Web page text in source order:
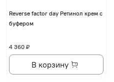
Reverse factor day Ретинол крем с
буфером
4 360 ₽
В корзину